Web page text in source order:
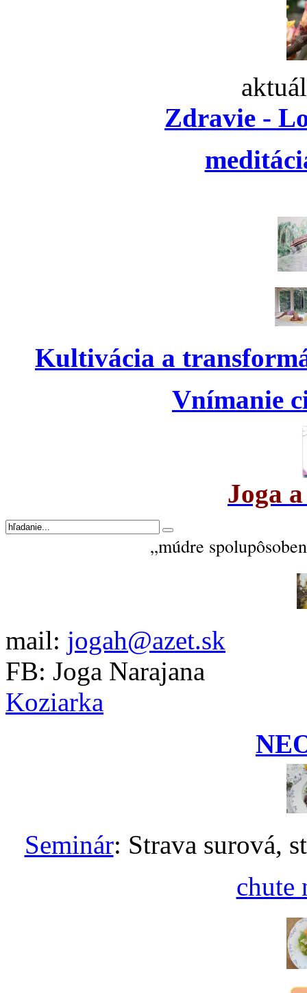
Zdravie -
Kultivácia a
Vnímanie
Joga
„múdre
mail: jogah@azet.sk
FB: Joga Narajana
Koziarka
Seminár: Strava surová,
chute